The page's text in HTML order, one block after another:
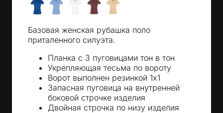
Базовая женская рубашка поло
приталенного силуэта.
Планка с 3 пуговицами тон в тон
Укрепляющая тесьма по вороту
Ворот выполнен резинкой 1х1
Запасная пуговица на внутренней
боковой строчке изделия
Двойная строчка по низу изделия